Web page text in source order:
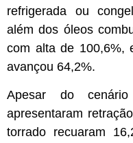
refrigerada ou
além dos óleos
com alta de 100,6%,
avançou 64,2%.
Apesar do
apresentaram
torrado recuaram